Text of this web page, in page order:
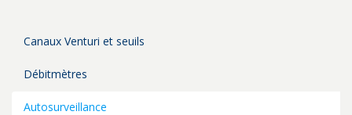
Canaux Venturi et seuils
Débitmètres
Autosurveillance